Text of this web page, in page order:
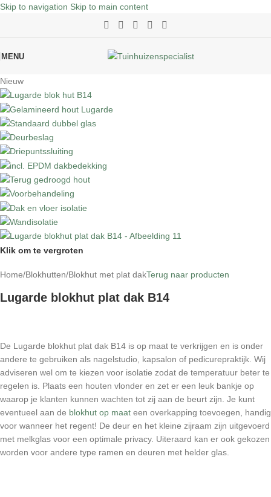
Skip to navigation Skip to main content
MENU
Nieuw
Klik om te vergroten
Home/Blokhutten/Blokhut met plat dakTerug naar producten
Lugarde blokhut plat dak B14
De Lugarde blokhut plat dak B14 is op maat te verkrijgen en is onder
andere te gebruiken als nagelstudio, kapsalon of pedicurepraktijk. Wij
adviseren wel om te kiezen voor isolatie zodat de temperatuur beter te
regelen is. Plaats een houten vlonder en zet er een leuk bankje op
waarop je klanten kunnen wachten tot zij aan de beurt zijn. Je kunt
eventueel aan de blokhut op maat een overkapping toevoegen, handig
voor wanneer het regent! De deur en het kleine zijraam zijn uitgevoerd
met melkglas voor een optimale privacy. Uiteraard kan er ook gekozen
worden voor andere type ramen en deuren met helder glas.